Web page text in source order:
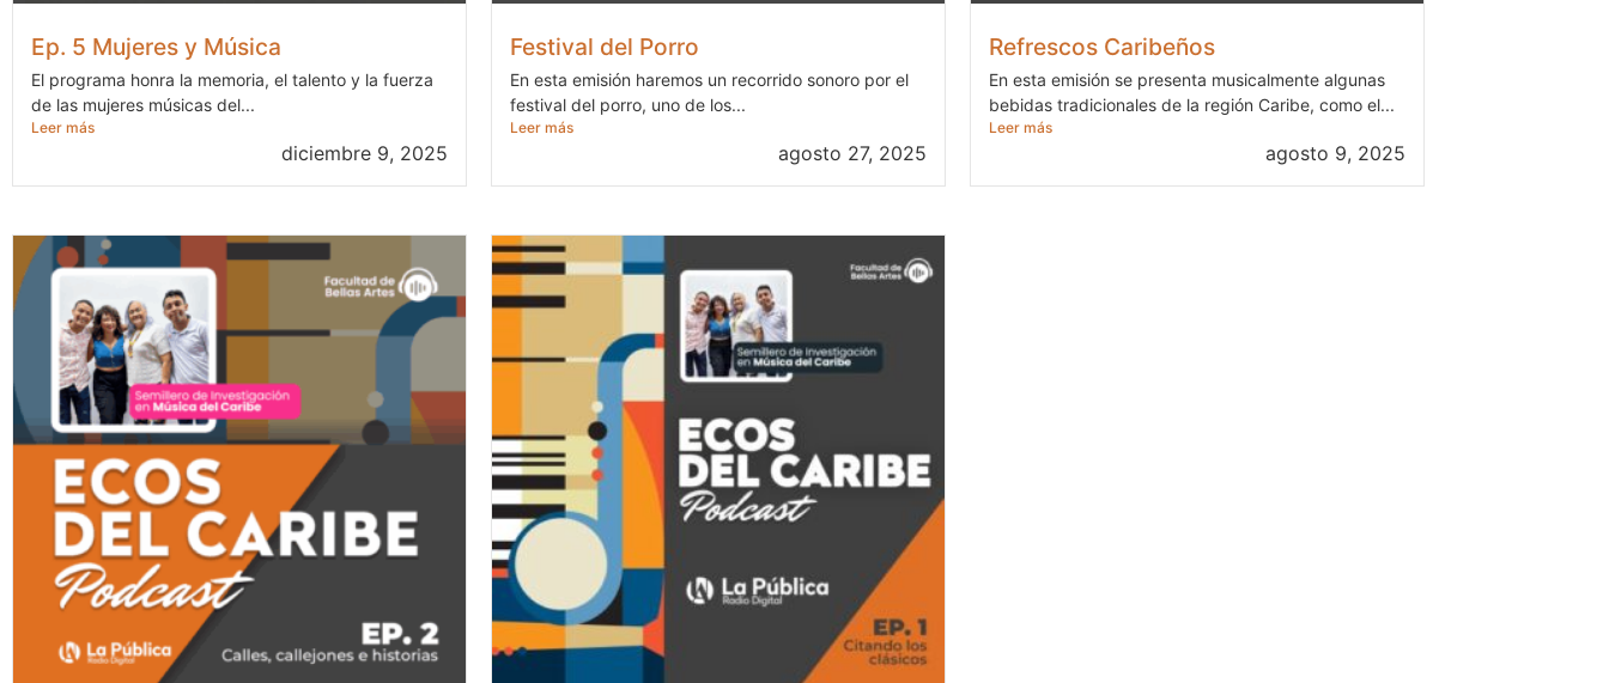
Ep. 5 Mujeres y Música
El programa honra la memoria, el talento y la fuerza
de las mujeres músicas del...
Leer más
diciembre 9, 2025
Festival del Porro
En esta emisión haremos un recorrido sonoro por el
festival del porro, uno de los...
Leer más
agosto 27, 2025
Refrescos Caribeños
En esta emisión se presenta musicalmente algunas
bebidas tradicionales de la región Caribe, como el...
Leer más
agosto 9, 2025